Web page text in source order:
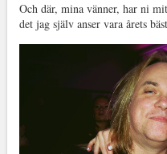
Och där, mina vänner, har ni
det jag själv anser vara årets